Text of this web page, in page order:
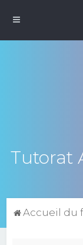
Tutorat
Accueil du